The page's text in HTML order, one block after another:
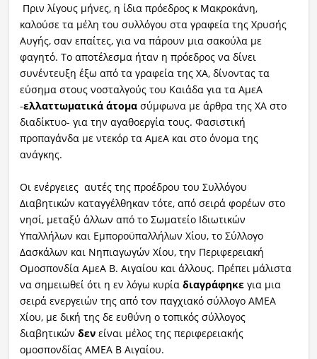
Πριν λίγους μήνες, η ίδια πρόεδρος κ Μακροκάνη,
καλούσε τα μέλη του συλλόγου στα γραφεία της Χρυσής
Αυγής, σαν επαίτες, για να πάρουν μια σακούλα με
φαγητό. Το αποτέλεσμα ήταν η πρόεδρος να δίνει
συνέντευξη έξω από τα γραφεία της ΧΑ, δίνοντας τα
εύσημα στους νοσταλγούς του Καιάδα για τα ΑμεΑ
-ελλαττωματικά άτομασύμφωνα με άρθρα της ΧΑ στο
διαδίκτυο- για την αγαθοεργία τους. Φασιστική
προπαγάνδα με ντεκόρ τα ΑμεΑ και στο όνομα της
ανάγκης.
Οι ενέργειες αυτές της προέδρου του Συλλόγου
Διαβητικών καταγγέλθηκαν τότε, από σειρά φορέων στο
νησί, μεταξύ άλλων από το Σωματείο Ιδιωτικών
Υπαλλήλων και Εμποροϋπαλλήλων Χίου, το Σύλλογο
Δασκάλων και Νηπιαγωγών Χίου, την Περιφερειακή
Ομοσπονδία ΑμεΑ Β. Αιγαίου και άλλους. Πρέπει μάλιστα
να σημειωθεί ότι η εν λόγω κυρία διαγράφηκεγια μια
σειρά ενεργειών της από τον παγχιακό σύλλογο ΑΜΕΑ
Χίου, με δική της δε ευθύνη ο τοπικός σύλλογος
διαβητικών δενείναι μέλος της περιφερειακής
ομοσπονδίας ΑΜΕΑ Β Αιγαίου.